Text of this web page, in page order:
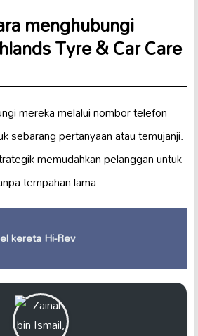
menghubungi
Tyre & Car Care
mereka melalui nombor telefon
sebarang pertanyaan atau temujanji.
memudahkan pelanggan untuk
tempahan lama.
kereta Hi-Rev